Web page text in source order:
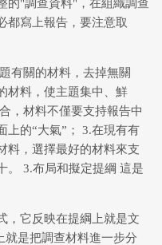
的"調查資料"，在組織調查
都寫上報告，要注意取
有關的材料，去掉無關
材料，使主題集中、鮮
，材料不僅要支持報告中
上的“大氣”； 3.在現有有
料，選擇最好的材料來支
。 3.布局和擬定提綱 這是
，它反映在提綱上就是文
是把調查材料進一步分